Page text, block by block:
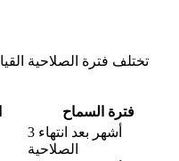
تختلف فترة الصلاحية
فترة السماح
3 أشهر بعد انتهاء
الصلاحية